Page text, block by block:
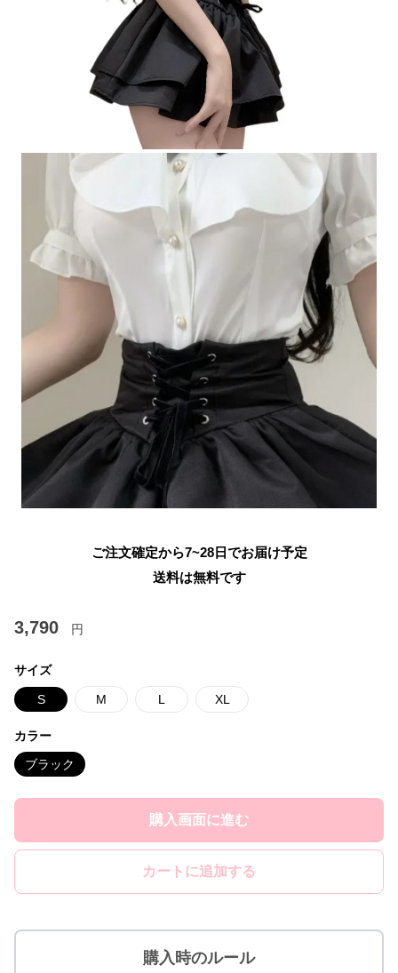
ご注文確定から7~28日でお届け予定
送料は無料です
3,790 円
サイズ
S M L XL
カラー
ブラック
購入画面に進む
カートに追加する
購入時のルール